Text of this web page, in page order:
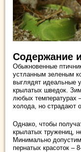
Содержание
Обыкновенные
устланным зеленым
выглядят идеальные
крылатых шведок.
любых температурах
холода, но страдают
Однако, чтобы
крылатых тружениц,
Минимально
пернатых красоток –